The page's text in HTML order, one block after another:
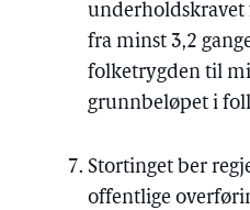
fra minst 3,2
folketrygden til
grunnbeløpet i
Stortinget ber
offentlige